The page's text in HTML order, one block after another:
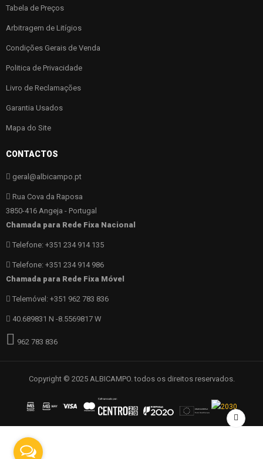
Tabela de Preços
Arbitragem de Litígios
Condições Gerais de Venda
Politica de Privacidade
Livro de Reclamações
Garantia Usados
Mapa do Site
CONTACTOS
geral@albicampo.pt
Rua Cova da Raposa
3850-416 Angeja - Portugal
Chamada para Rede Fixa Nacional
Telefone: +351 234 914 135
Telefone: +351 234 914 986
Chamada para Rede Fixa Móvel
Telemóvel: +351 962 783 836
40.689831 N -8.5569817 W
962 783 836
Copyright © 2025 ALBICAMPO. todos os direitos reservados.